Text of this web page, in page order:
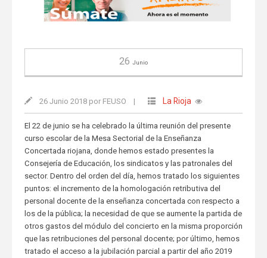
26 Junio
26 Junio 2018 por FEUSO | La Rioja
El 22 de junio se ha celebrado la última reunión del presente
curso escolar de la Mesa Sectorial de la Enseñanza
Concertada riojana, donde hemos estado presentes la
Consejería de Educación, los sindicatos y las patronales del
sector. Dentro del orden del día, hemos tratado los siguientes
puntos: el incremento de la homologación retributiva del
personal docente de la enseñanza concertada con respecto a
los de la pública; la necesidad de que se aumente la partida de
otros gastos del módulo del concierto en la misma proporción
que las retribuciones del personal docente; por último, hemos
tratado el acceso a la jubilación parcial a partir del año 2019